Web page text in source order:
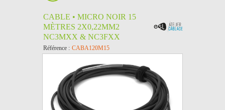
CABLE • MICRO NOIR 15
MÈTRES 2X0,22MM2
NC3MXX & NC3FXX
Référence : CABA120M15